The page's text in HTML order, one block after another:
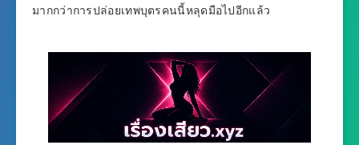
มากกว่าการปล่อยเทพบุตรคนนี้หลุดมือไปอีกแล้ว